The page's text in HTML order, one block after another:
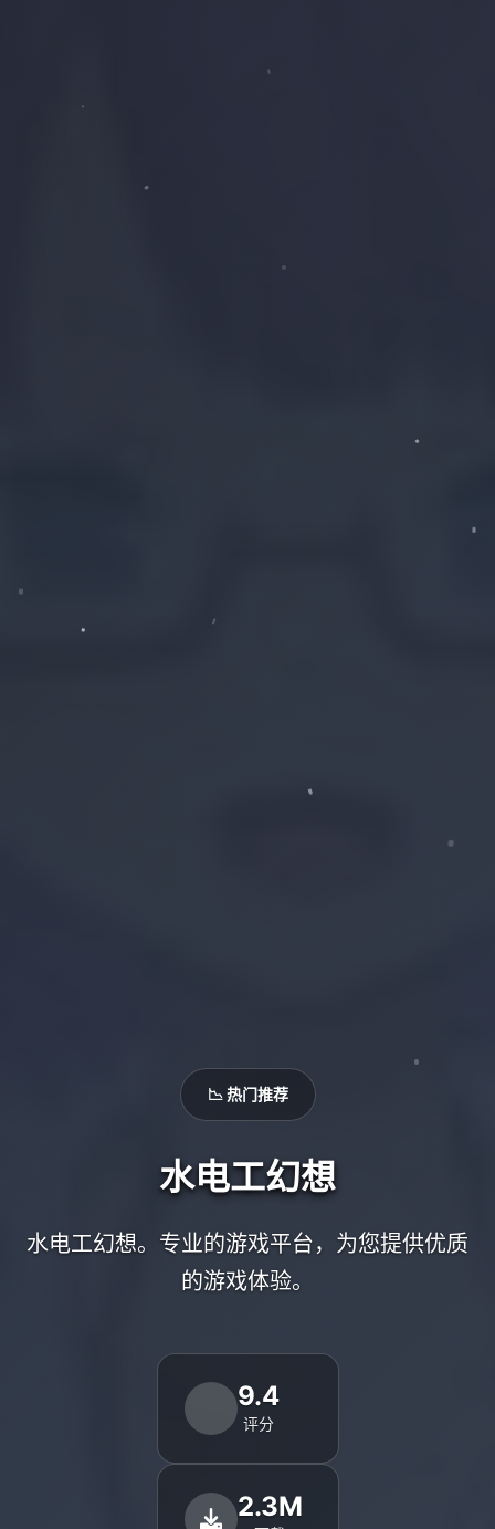
📉 热门推荐
水电工幻想
水电工幻想。专业的游戏平台，为您提供优质
的游戏体验。
9.4
评分
2.3M